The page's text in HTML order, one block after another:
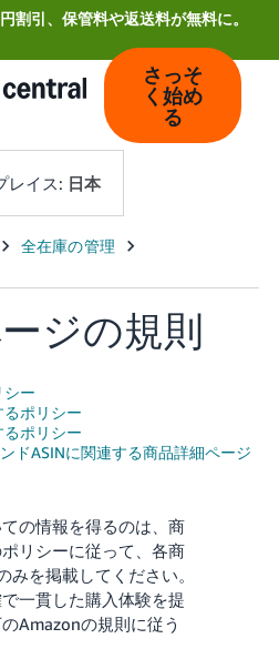
割引、保管料や返送料が無料に。
さっそ
く始め
る
レイス: 日本
ジの規則
シー
ポリシー
ポリシー
ドASINに関連する商品詳細ページ
の情報を得るのは、商
リシーに従って、各商
を掲載してください。
一貫した購入体験を提
Amazonの規則に従う